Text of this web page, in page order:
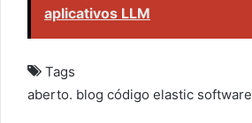
aplicativos LLM
Tags
aberto. blog código elastic software